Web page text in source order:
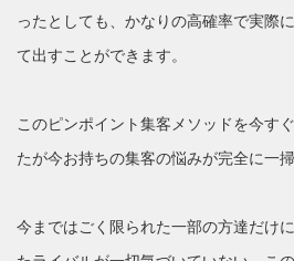
ったとしても、かなりの高確率で実際
て出すことができます。
このピンポイント集客メソッドを今す
たが今お持ちの集客の悩みが完全に一
今まではごく限られた一部の方達だけ